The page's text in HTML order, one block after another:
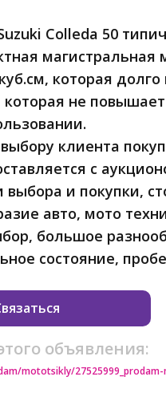
Colleda 50
магистральная
которая
которая не
клиента
с
выбора и покупки,
авто, мото
большое
состояние,
объявления:
mototsikly/